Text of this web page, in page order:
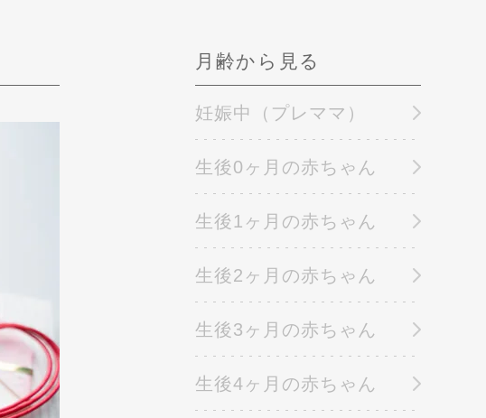
月齢から見る
妊娠中（プレママ）
生後0ヶ月の赤ちゃん
生後1ヶ月の赤ちゃん
生後2ヶ月の赤ちゃん
生後3ヶ月の赤ちゃん
生後4ヶ月の赤ちゃん